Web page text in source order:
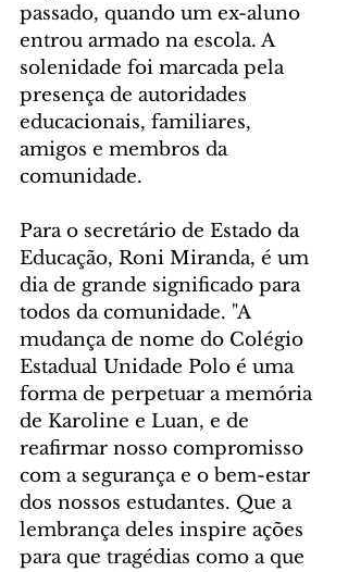
passado, quando um ex-aluno
entrou armado na escola. A
solenidade foi marcada pela
presença de autoridades
educacionais, familiares,
amigos e membros da
comunidade.
Para o secretário de Estado da
Educação, Roni Miranda, é um
dia de grande significado para
todos da comunidade. "A
mudança de nome do Colégio
Estadual Unidade Polo é uma
forma de perpetuar a memória
de Karoline e Luan, e de
reafirmar nosso compromisso
com a segurança e o bem-estar
dos nossos estudantes. Que a
lembrança deles inspire ações
para que tragédias como a que